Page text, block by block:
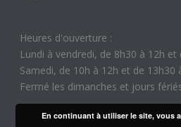
Heures d'ouverture :
Lundi à vendredi, de 8h30 à 12h et
Samedi, de 10h à 12h et de 13h30
Fermé les dimanches et jours
En continuant à utiliser le site, vous